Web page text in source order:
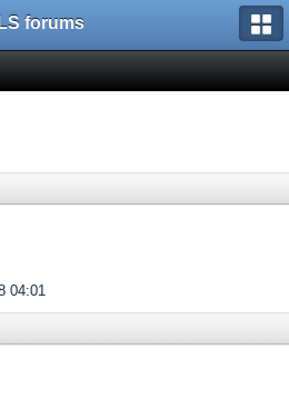
LS forums
04:01